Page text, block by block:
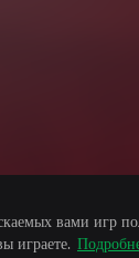
вами игр
играете.